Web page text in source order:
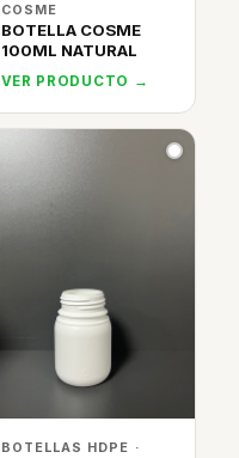
COSME
BOTELLA COSME
100ML NATURAL
VER PRODUCTO →
BOTELLAS HDPE ·